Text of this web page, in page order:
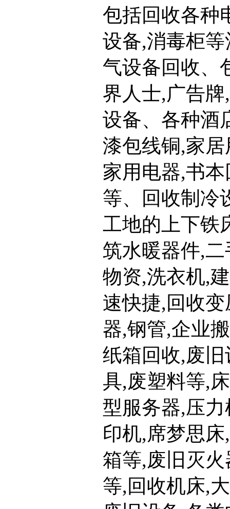
包括回收各种
设备,消毒柜
气设备回收、
界人士,广告
设备、各种酒
漆包线铜,家
家用电器,书
等、回收制冷
工地的上下铁
筑水暖器件,
物资,洗衣机,
速快捷,回收
器,钢管,企业
纸箱回收,废
具,废塑料等,
型服务器,压
印机,席梦思
箱等,废旧灭
等,回收机床,